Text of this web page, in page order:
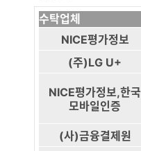
수탁업체
NICE평가정보
(주)LG U+
NICE평가정보,한국
모바일인증
(사)금융결제원